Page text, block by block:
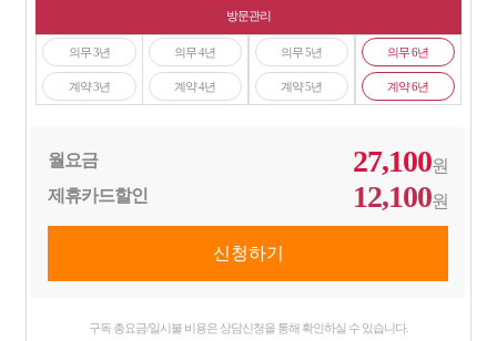
방문관리
의무 3년
계약 3년
의무 4년
계약 4년
의무 5년
계약 5년
의무 6년
계약 6년
월요금 27,100원
제휴카드할인
12,100원
구독 총요금/일시불 비용은 상담신청을 통해 확인하실 수 있습니다.